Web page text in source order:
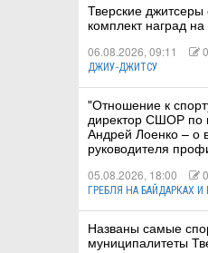
Тверские
комплект наград
06.08.2026, 09:11 0
ДЖИУ-ДЖИТСУ
"Отношение к
директор СШОР по
Андрей Лоенко – о
руководителя
05.08.2026, 18:00 0
ГРЕБЛЯ НА БАЙДАРКАХ И
Названы самые
муниципалитеты